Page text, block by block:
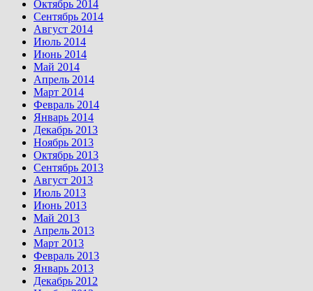
Октябрь 2014
Сентябрь 2014
Август 2014
Июль 2014
Июнь 2014
Май 2014
Апрель 2014
Март 2014
Февраль 2014
Январь 2014
Декабрь 2013
Ноябрь 2013
Октябрь 2013
Сентябрь 2013
Август 2013
Июль 2013
Июнь 2013
Май 2013
Апрель 2013
Март 2013
Февраль 2013
Январь 2013
Декабрь 2012